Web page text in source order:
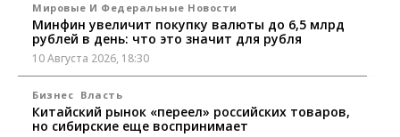
Мировые И Федеральные Новости
Минфин увеличит покупку валюты до 6,5 млрд
рублей в день: что это значит для рубля
10 Августа 2026, 18:30
Бизнес Власть
Китайский рынок «переел» российских товаров,
но сибирские еще воспринимает